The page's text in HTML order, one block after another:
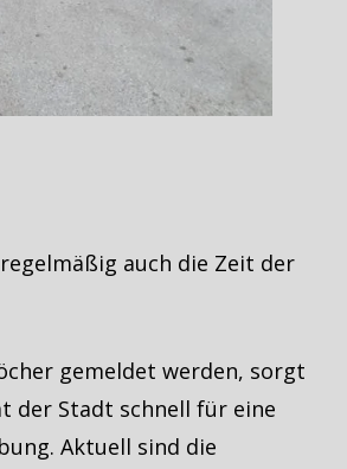
auch die Zeit der
gemeldet werden, sorgt
der Stadt schnell für eine
Aktuell sind die